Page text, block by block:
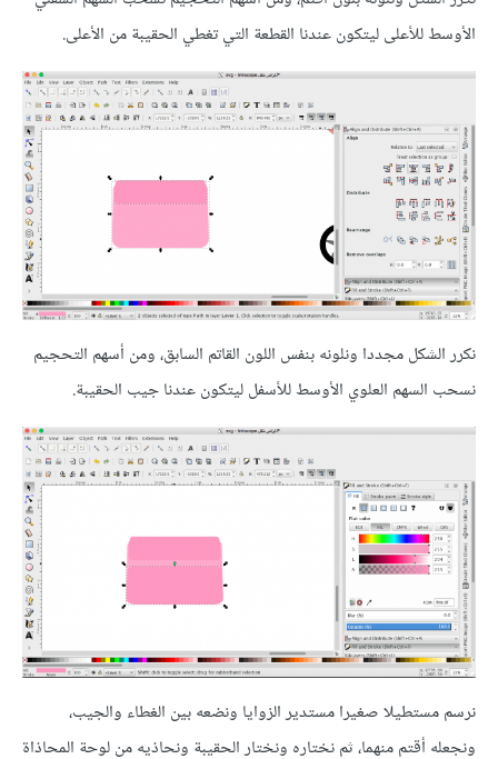
الأوسط للأعلى ليتكون عندنا القطعة التي تغطي الحقيبة من الأعلى.
نكرر الشكل مجددا ونلونه بنفس اللون القاتم السابق، ومن أسهم التحجيم
نسحب السهم العلوي الأوسط للأسفل ليتكون عندنا جيب الحقيبة.
نرسم مستطيلا صغيرا مستدير الزوايا ونضعه بين الغطاء والجيب،
ونجعله أقتم منهما، ثم نختاره ونختار الحقيبة ونحاذيه من لوحة المحاذاة